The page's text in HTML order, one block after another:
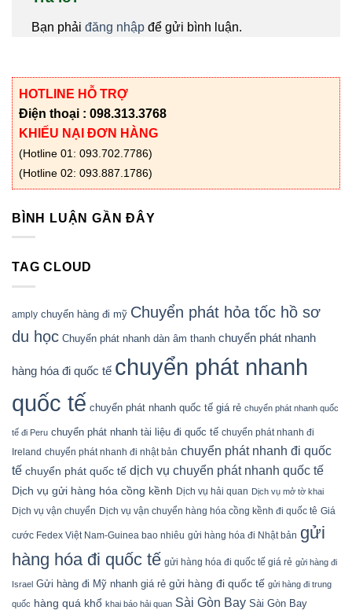
Bạn phải đăng nhập để gửi bình luận.
HOTLINE HỖ TRỢ
Điện thoại : 098.313.3768
KHIẾU NẠI ĐƠN HÀNG
(Hotline 01: 093.702.7786)
(Hotline 02: 093.887.1786)
BÌNH LUẬN GẦN ĐÂY
TAG CLOUD
amply chuyển hàng đi mỹ Chuyển phát hỏa tốc hồ sơ
du học Chuyển phát nhanh dàn âm thanh chuyển phát nhanh
hàng hóa đi quốc tế chuyển phát nhanh
quốc tế chuyển phát nhanh quốc tế giá rẻ chuyển phát nhanh quốc
tế đi Peru chuyển phát nhanh tài liệu đi quốc tế chuyển phát nhanh đi
Ireland chuyển phát nhanh đi nhật bản chuyển phát nhanh đi quốc
tế chuyển phát quốc tế dịch vụ chuyển phát nhanh quốc tế
Dịch vụ gửi hàng hóa cồng kềnh Dịch vụ hải quan Dịch vụ mở tờ khai
Dịch vụ vận chuyển Dịch vụ vận chuyển hàng hóa cồng kềnh đi quốc tê Giá
cước Fedex Việt Nam-Guinea bao nhiêu gửi hàng hóa đi Nhật bản gửi
hàng hóa đi quốc tế gửi hàng hóa đi quốc tế giá rẻ gửi hàng đi
Israel Gửi hàng đi Mỹ nhanh giá rẻ gửi hàng đi quốc tế gửi hàng đi trung
quốc hàng quá khổ khai báo hải quan Sài Gòn Bay Sài Gòn Bay